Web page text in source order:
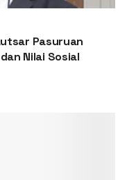
Pasuruan
Nilai Sosial